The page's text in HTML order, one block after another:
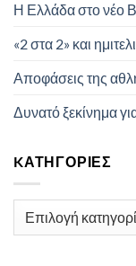
Η Ελλάδα στο νέο
«2 στα 2» και
Αποφάσεις της
Δυνατό ξεκίνημα
KΑΤΗΓΟΡΊΕΣ
Kατηγορίες